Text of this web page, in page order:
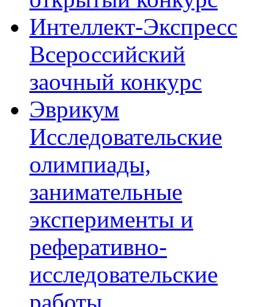
Интеллект-Экспресс
Всероссийский
заочный конкурс
Эврикум
Исследовательские
олимпиады,
занимательные
эксперименты и
реферативно-
исследовательские